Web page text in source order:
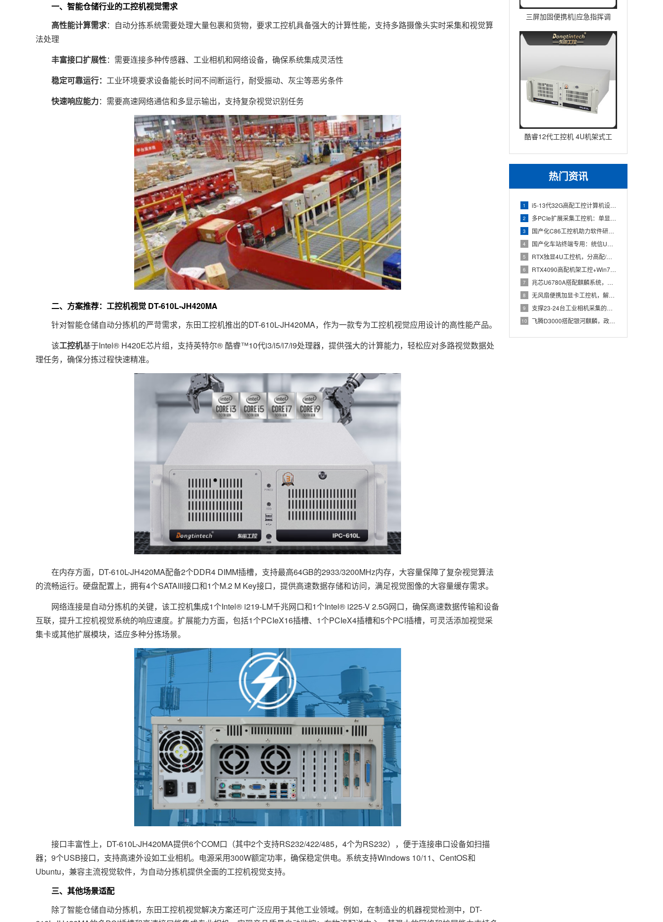
三屏加固便携机|应急指挥调
度台移动终端|DTG-U1713-
酷睿12代工控机 4U机架式工
业控制器 DT-610L-IZ
热门资讯
1 i5-13代32G高配工控计算机设备，智能制造工位整机显示成
2 多PCIe扩展采集工控机：单显卡+多路采集卡高性价比方案
3 国产化C86工控机助力软件研发：从需求分析到落地部署
4 国产化车站终端专用：统信UOS兆芯八核嵌入式轨交工控机落地方
5 RTX独显4U工控机，分高配/低配适配无人机作业全场景
6 RTX4090高配机架工控+Win7加固笔记本，航空测控硬件
7 兆芯U6780A搭配麒麟系统，国产化工控机赋能航站楼航显调度
8 无风扇便携加显卡工控机，解决户外高波特率串口采集难题
9 支撑23-24台工业相机采集的高配置工控机解决方案推荐
10 飞腾D3000搭配银河麒麟，政务办公国产飞腾工控机落地方案
一、智能仓储行业的工控机视觉需求
高性能计算需求：自动分拣系统需要处理大量包裹和货物，要求工控机具备强大的计算性能，支持多路摄像头实时采集和视觉算
法处理
丰富接口扩展性：需要连接多种传感器、工业相机和网络设备，确保系统集成灵活性
稳定可靠运行： 工业环境要求设备能长时间不间断运行，耐受振动、灰尘等恶劣条件
快速响应能力：需要高速网络通信和多显示输出，支持复杂视觉识别任务
二、方案推荐：工控机视觉 DT-610L-JH420MA
针对智能仓储自动分拣机的严苛需求，东田工控机推出的DT-610L-JH420MA，作为一款专为工控机视觉应用设计的高性能产品。
该工控机基于Intel® H420E芯片组，支持英特尔® 酷睿™10代i3/i5/i7/i9处理器，提供强大的计算能力，轻松应对多路视觉数据处
理任务，确保分拣过程快速精准。
在内存方面，DT-610L-JH420MA配备2个DDR4 DIMM插槽，支持最高64GB的2933/3200MHz内存，大容量保障了复杂视觉算法
的流畅运行。硬盘配置上，拥有4个SATAIII接口和1个M.2 M Key接口，提供高速数据存储和访问，满足视觉图像的大容量缓存需求。
网络连接是自动分拣机的关键，该工控机集成1个Intel® i219-LM千兆网口和1个Intel® i225-V 2.5G网口，确保高速数据传输和设备
互联，提升工控机视觉系统的响应速度。扩展能力方面，包括1个PCIeX16插槽、1个PCIeX4插槽和5个PCI插槽，可灵活添加视觉采
集卡或其他扩展模块，适应多种分拣场景。
接口丰富性上，DT-610L-JH420MA提供6个COM口（其中2个支持RS232/422/485，4个为RS232），便于连接串口设备如扫描
器；9个USB接口，支持高速外设如工业相机。电源采用300W额定功率，确保稳定供电。系统支持Windows 10/11、CentOS和
Ubuntu，兼容主流视觉软件，为自动分拣机提供全面的工控机视觉支持。
三、其他场景适配
除了智能仓储自动分拣机，东田工控机视觉解决方案还可广泛应用于其他工业领域。例如，在制造业的机器视觉检测中，DT-